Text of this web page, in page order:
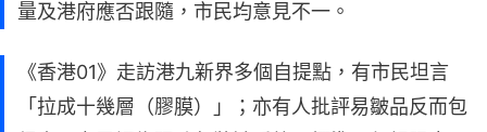
量及港府應否跟隨，市民均意見不一。
《香港01》走訪港九新界多個自提點，有市民坦言
「拉成十幾層（膠膜）」；亦有人批評易皺品反而包